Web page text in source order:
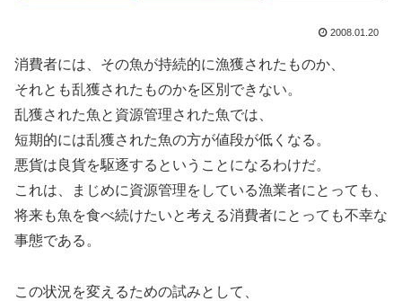
2008.01.20
消費者には、その魚が持続的に漁獲されたものか、
それとも乱獲されたものかを区別できない。
乱獲された魚と資源管理された魚では、
短期的には乱獲された魚の方が値段が低くなる。
悪貨は良貨を駆逐するということになるわけだ。
これは、まじめに資源管理をしている漁業者にとっても、
将来も魚を食べ続けたいと考える消費者にとっても不幸な
事態である。
この状況を変えるための試みとして、